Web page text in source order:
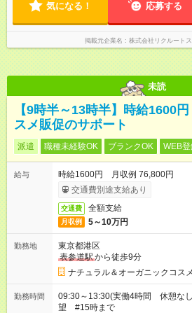
気になる！ 応募する
掲載元企業名 株式会社リクルート
未読
【9時半～13時半】時給1600
スメ販促のサポート
派遣 職種未経験OK ブランクOK WEB
給与
時給1600円 月収例 76,800円
交通費別途支給あり
交通費 全額支給
月収例 5～10万円
勤務地
東京都港区
表参道駅から徒歩9分
ナチュラル＆オーガニックコス
勤務時間
09:30～13:30(実働4時間 休憩な
望 #15時まで